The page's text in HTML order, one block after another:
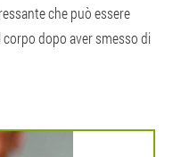
che può essere
dopo aver smesso di